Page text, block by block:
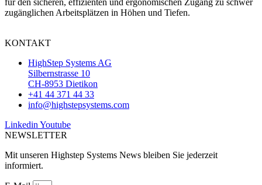
zugänglichen Arbeitsplätzen in Höhen und Tiefen.
KONTAKT
HighStep Systems AG
Silbernstrasse 10
CH-8953 Dietikon
+41 44 371 44 33
info@highstepsystems.com
Linkedin Youtube
NEWSLETTER
Mit unseren Highstep Systems News bleiben Sie jederzeit
informiert.